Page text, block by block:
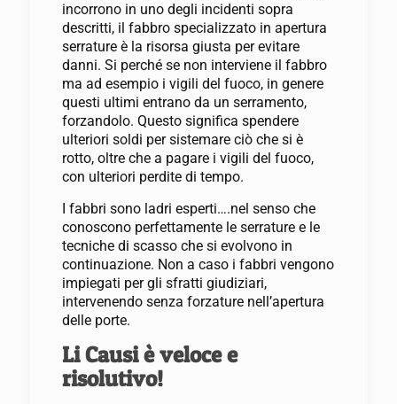
incorrono in uno degli incidenti sopra
descritti, il fabbro specializzato in apertura
serrature è la risorsa giusta per evitare
danni. Si perché se non interviene il fabbro
ma ad esempio i vigili del fuoco, in genere
questi ultimi entrano da un serramento,
forzandolo. Questo significa spendere
ulteriori soldi per sistemare ciò che si è
rotto, oltre che a pagare i vigili del fuoco,
con ulteriori perdite di tempo.
I fabbri sono ladri esperti….nel senso che
conoscono perfettamente le serrature e le
tecniche di scasso che si evolvono in
continuazione. Non a caso i fabbri vengono
impiegati per gli sfratti giudiziari,
intervenendo senza forzature nell’apertura
delle porte.
Li Causi è veloce e
risolutivo!